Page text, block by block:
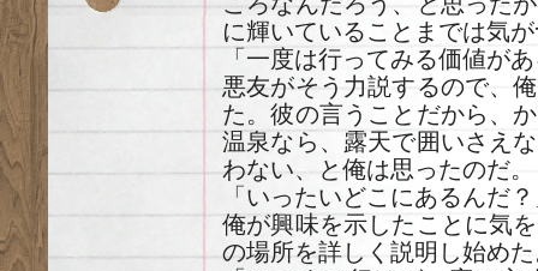
に輝いていることまでは気
「一度は行ってみる価値が
悪友がそう力説するので、
た。彼の言うことだから、
温泉なら、露天で囲いさえ
わない、と俺は思ったのだ。
「いったいどこにあるんだ
俺が興味を示したことに気
の場所を詳しく説明し始め